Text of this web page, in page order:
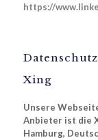
https://
Xing
Unsere
Anbieter ist die
Hamburg,